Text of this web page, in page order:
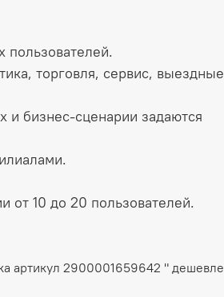
торговля, сервис, выездные
бизнес‑сценарии задаются
от 10 до 20 пользователей.
артикул 2900001659642 " дешевле